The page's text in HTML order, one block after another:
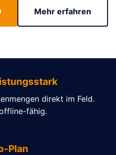
Mehr erfahren
direkt im Feld.
fähig.
Plan